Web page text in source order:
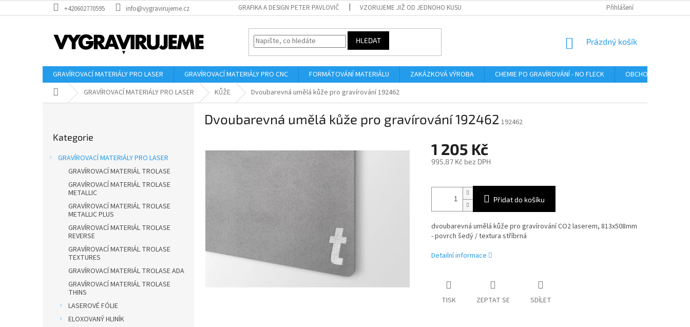
na
+420602770595 info@vygravirujeme.cz GRAFIKA A DESIGN PETER PAVLOVIČ VZORUJEME JIŽ OD JEDNOHO KUSU Přihlášení
HLEDAT
NÁKUPNÍ
Prázdný košík
GRAVÍROVACÍ MATERIÁLY PRO LASER GRAVÍROVACÍ MATERIÁLY PRO CNC FORMÁTOVÁNÍ MATERIÁLU ZAKÁZKOVÁ VÝROBA CHEMIE PO GRAVÍROVÁNÍ - NO FLECK
OBCHODNÍ
Domů GRAVÍROVACÍ MATERIÁLY PRO LASER KŮŽE Dvoubarevná umělá kůže pro gravírování 192462
kategorie
Kategorie
GRAVÍROVACÍ MATERIÁLY PRO LASER
GRAVÍROVACÍ MATERIÁL TROLASE
GRAVÍROVACÍ MATERIÁL TROLASE
METALLIC
GRAVÍROVACÍ MATERIÁL TROLASE
METALLIC PLUS
GRAVÍROVACÍ MATERIÁL TROLASE
REVERSE
GRAVÍROVACÍ MATERIÁL TROLASE
TEXTURES
GRAVÍROVACÍ MATERIÁL TROLASE ADA
GRAVÍROVACÍ MATERIÁL TROLASE
THINS
LASEROVÉ FÓLIE
ELOXOVANÝ HLINÍK
Dvoubarevná umělá kůže pro gravírování 192462 192462
1 205 Kč
995,87 Kč bez DPH
cena:
Přidat do košíku
dvoubarevná umělá kůže pro gravírování CO2 laserem, 813x508mm
- povrch šedý / textura stříbrná
Detailní informace
TISK ZEPTAT SE SDÍLET